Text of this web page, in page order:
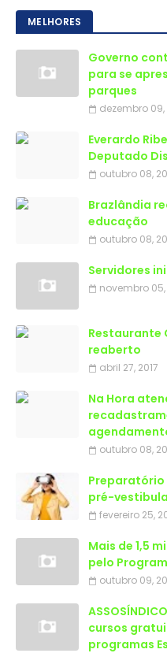
MELHORES
Governo
para se
parques
dezembro 09,
Everardo
Deputado
outubro 08,
Brazlândia
educação
outubro 08,
Servidores
novembro 05,
Restaurante
reaberto
abril 27, 2017
Na Hora
outubro 08,
Preparatório
pré-
fevereiro 25,
Mais de 1,5
outubro 09,
cursos
programas